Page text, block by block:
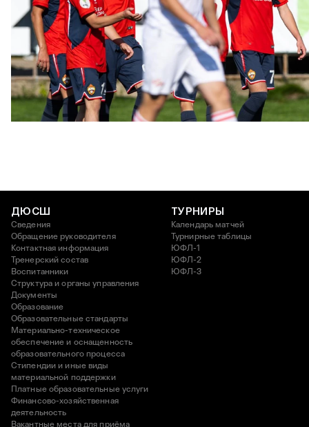
ЮФЛ: Московское дерби на «Октябре»
3 АВГУСТА 2026 14:15
ДЮСШ
Сведения
Обращение руководителя
Контактная информация
Тренерский состав
Воспитанники
Структура и органы управления
Документы
Образование
Образовательные стандарты
Материально-техническое
обеспечение и оснащенность
образовательного процесса
Стипендии и иные виды
материальной поддержки
Платные образовательные услуги
Финансово-хозяйственная
деятельность
Вакантные места для приёма
ТУРНИРЫ
Календарь матчей
Турнирные таблицы
ЮФЛ-1
ЮФЛ-2
ЮФЛ-3